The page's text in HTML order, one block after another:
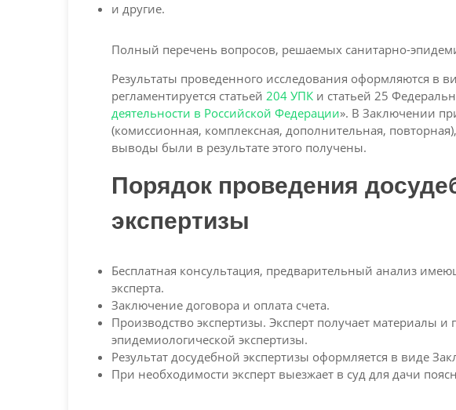
и другие.
Полный перечень вопросов, решаемых санитарно-
Результаты проведенного исследования оформляются в
регламентируется статьей 204 УПК и статьей 25
деятельности в Российской Федерации». В Заключении
(комиссионная, комплексная, дополнительная,
выводы были в результате этого получены.
Порядок проведения
экспертизы
Бесплатная консультация, предварительный анализ
эксперта.
Заключение договора и оплата счета.
Производство экспертизы. Эксперт получает материалы
эпидемиологической экспертизы.
Результат досудебной экспертизы оформляется в виде
При необходимости эксперт выезжает в суд для дачи